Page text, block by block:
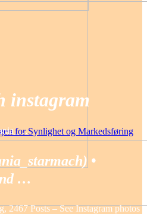
for Synlighet og Markedsføring
instagram
•
…
2467 Posts – See Instagram photos